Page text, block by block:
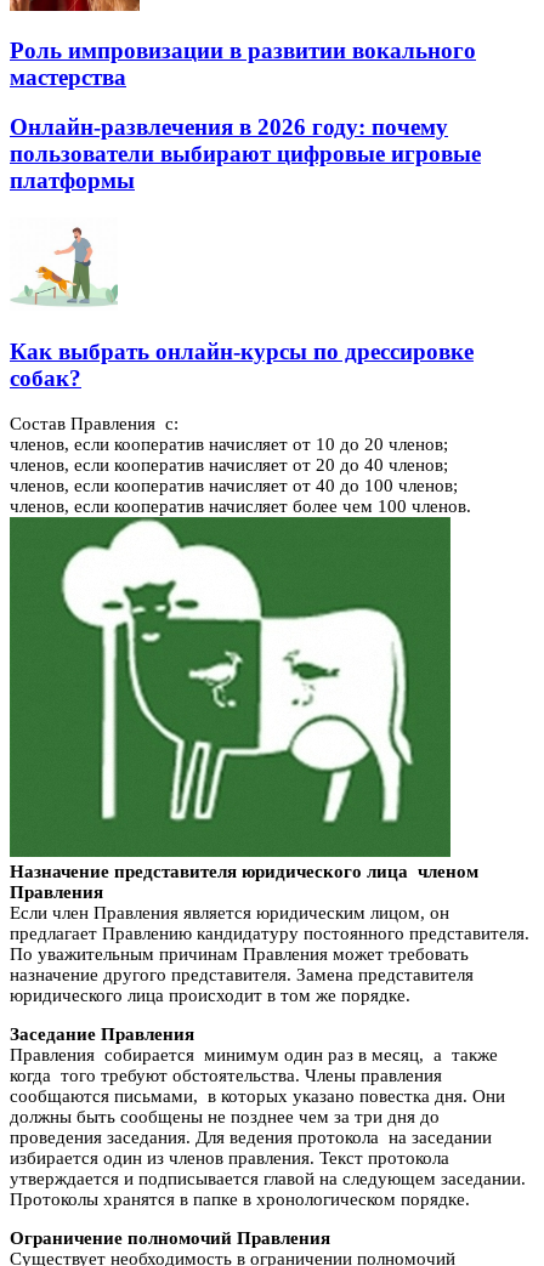
Роль импровизации в развитии вокального
мастерства
Онлайн-развлечения в 2026 году: почему
пользователи выбирают цифровые игровые
платформы
Как выбрать онлайн-курсы по дрессировке
собак?
Состав Правления с:
членов, если кооператив начисляет от 10 до 20 членов;
членов, если кооператив начисляет от 20 до 40 членов;
членов, если кооператив начисляет от 40 до 100 членов;
членов, если кооператив начисляет более чем 100 членов.
Назначение представителя юридического лица членом
Правления
Если член Правления является юридическим лицом, он
предлагает Правлению кандидатуру постоянного представителя.
По уважительным причинам Правления может требовать
назначение другого представителя. Замена представителя
юридического лица происходит в том же порядке.
Заседание Правления
Правления собирается минимум один раз в месяц, а также
когда того требуют обстоятельства. Члены правления
сообщаются письмами, в которых указано повестка дня. Они
должны быть сообщены не позднее чем за три дня до
проведения заседания. Для ведения протокола на заседании
избирается один из членов правления. Текст протокола
утверждается и подписывается главой на следующем заседании.
Протоколы хранятся в папке в хронологическом порядке.
Ограничение полномочий Правления
Существует необходимость в ограничении полномочий